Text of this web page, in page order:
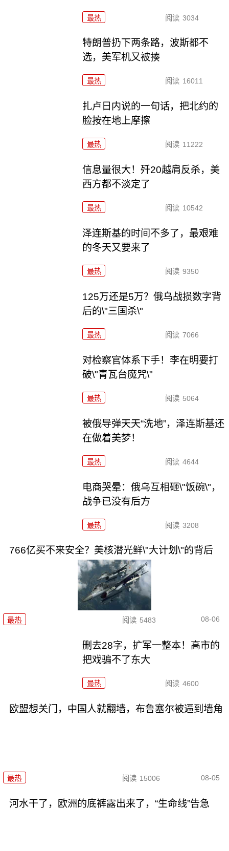
最热 阅读 3034
特朗普扔下两条路，波斯都不
选，美军机又被揍
最热 阅读 16011
扎卢日内说的一句话，把北约的
脸按在地上摩擦
最热 阅读 11222
信息量很大！歼20越肩反杀，美
西方都不淡定了
最热 阅读 10542
泽连斯基的时间不多了，最艰难
的冬天又要来了
最热 阅读 9350
125万还是5万？俄乌战损数字背
后的\"三国杀\"
最热 阅读 7066
对检察官体系下手！李在明要打
破\"青瓦台魔咒\"
最热 阅读 5064
被俄导弹天天“洗地”，泽连斯基还
在做着美梦！
最热 阅读 4644
电商哭晕：俄乌互相砸\"饭碗\"，
战争已没有后方
最热 阅读 3208
766亿买不来安全？美核潜光鲜\"大计划\"的背后
最热 阅读 5483 08-06
删去28字，扩军一整本！高市的
把戏骗不了东大
最热 阅读 4600
欧盟想关门，中国人就翻墙，布鲁塞尔被逼到墙角
最热 阅读 15006 08-05
河水干了，欧洲的底裤露出来了，“生命线”告急